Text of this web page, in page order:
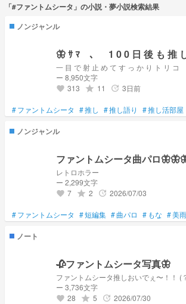
「#ファントムシータ」の小説・夢小説検索結果
ノンジャンル
🦋 ｻ ﾏ 、 1 0 0 日 後 も 推
一 目 で 射 止 め て す っ か り ト リ
ー 8,950文字
favorite 313 grade 11 update 3日前
#ファントムシータ #推し #推し語り #推し活部屋
ノンジャンル
ファントムシータ曲パロ
レトロホラー
ー 2,299文字
favorite 7 grade 2 update 2026/07/03
#ファントムシータ #短編集 #曲パロ # もな #美雨
ノート
🥀ファントムシータ写真🦋
ファントムシータ推しおいでぇ〜！！ (
ー 3,736文字
favorite 28 grade 5 update 2026/07/30